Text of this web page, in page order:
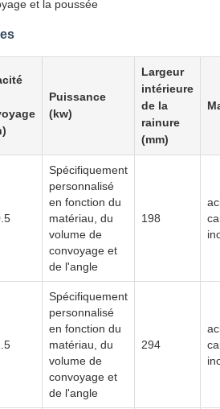
et la poussée
Puissance
(kw)
Largeur
intérieure
de la
rainure
(mm)
Spécifiquement
personnalisé
en fonction du
matériau, du
volume de
convoyage et
de l'angle
198
Spécifiquement
personnalisé
en fonction du
matériau, du
volume de
convoyage et
de l'angle
294